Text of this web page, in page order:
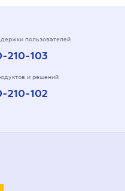
пользователей
210-103
и решений
210-102